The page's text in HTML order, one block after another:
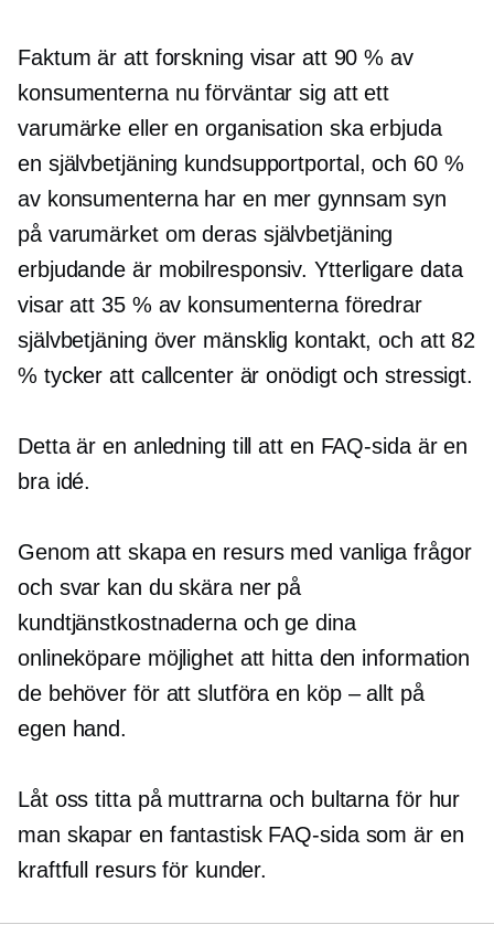
Faktum är att forskning visar att 90 % av
konsumenterna nu förväntar sig att ett
varumärke eller en organisation ska erbjuda
en självbetjäning kundsupportportal, och 60 %
av konsumenterna har en mer gynnsam syn
på varumärket om deras självbetjäning
erbjudande är mobilresponsiv. Ytterligare data
visar att 35 % av konsumenterna föredrar
självbetjäning över mänsklig kontakt, och att 82
% tycker att callcenter är onödigt och stressigt.
Detta är en anledning till att en FAQ-sida är en
bra idé.
Genom att skapa en resurs med vanliga frågor
och svar kan du skära ner på
kundtjänstkostnaderna och ge dina
onlineköpare möjlighet att hitta den information
de behöver för att slutföra en köp – alltpå
egen hand.
Låt oss titta på muttrarna och bultarna för hur
man skapar en fantastisk FAQ-sida som är en
kraftfull resurs för kunder.